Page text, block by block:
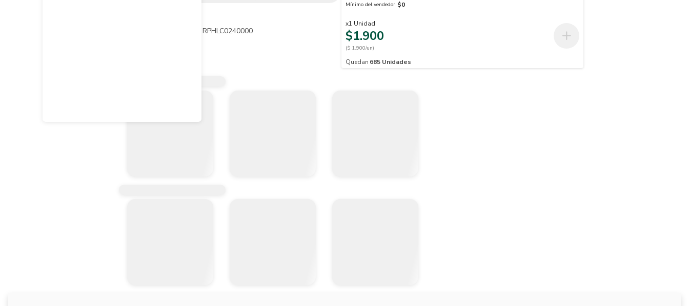
Lija de agua Abracol G-240 - RPHLC0240000
Desbaste rápido y consistente en el lijado, es ideal para acabados en todo tipo de superficies, mayor duración, flexibilidad y un terminado profesional. Producto de alto
Mínimo del vendedor $0
x1 Unidad
$1.900
($ 1.900/un)
Quedan 685 Unidades